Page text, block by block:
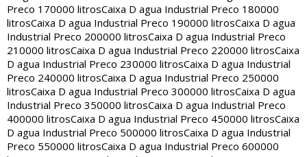
Preco 170000 litrosCaixa D agua Industrial Preco 180000
litrosCaixa D agua Industrial Preco 190000 litrosCaixa D agua
Industrial Preco 200000 litrosCaixa D agua Industrial Preco
210000 litrosCaixa D agua Industrial Preco 220000 litrosCaixa
D agua Industrial Preco 230000 litrosCaixa D agua Industrial
Preco 240000 litrosCaixa D agua Industrial Preco 250000
litrosCaixa D agua Industrial Preco 300000 litrosCaixa D agua
Industrial Preco 350000 litrosCaixa D agua Industrial Preco
400000 litrosCaixa D agua Industrial Preco 450000 litrosCaixa
D agua Industrial Preco 500000 litrosCaixa D agua Industrial
Preco 550000 litrosCaixa D agua Industrial Preco 600000